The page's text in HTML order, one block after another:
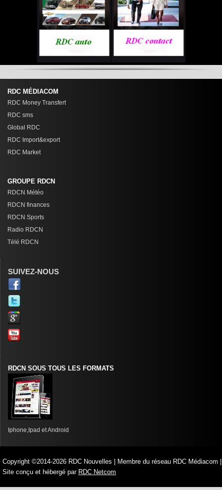
RDC MÉDIACOM
RDC Money Transfert
RDC sms
Global RDC
RDC Import&export
RDC Market
GROUPE RDCN
RDCN Météo
RDCN finances
RDCN Sports
Radio RDCN
Télé RDCN
SUIVEZ-NOUS
RDCN SOUS TOUS LES FORMATS
Iphone,Ipad et Android
Copyright ©2014-2026 RDC Nouvelles | Membre du réseau RDC Médiacom |
Site conçu et hébergé par RDC Netcom